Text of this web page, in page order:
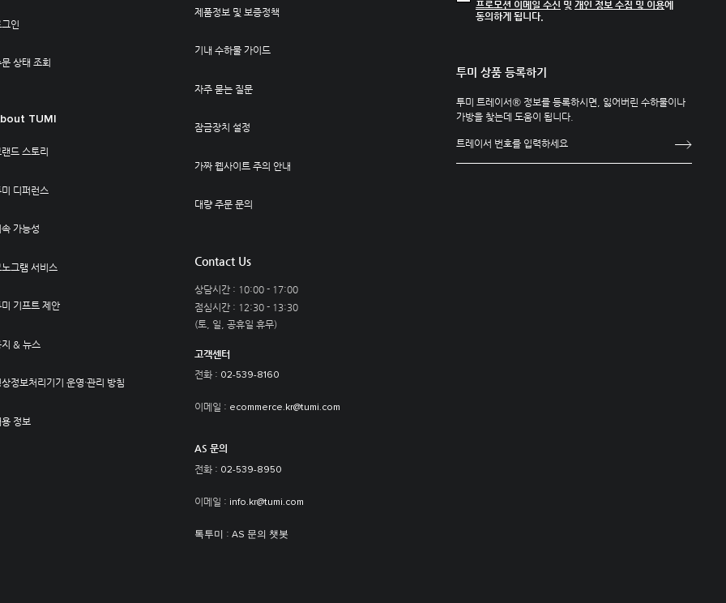
인
상태 조회
TUMI
드 스토리
디퍼런스
가능성
그램 서비스
기프트 제안
지 & 뉴스
정보처리기기 운영·관리 방침
정보
제품정보 및 보증정책
기내 수하물 가이드
자주 묻는 질문
잠금장치 설정
가짜 웹사이트 주의 안내
대량 주문 문의
Contact Us
상담시간 : 10:00 - 17:00
점심시간 : 12:30 - 13:30
(토, 일, 공휴일 휴무)
고객센터
전화 : 02-539-8160
이메일 : ecommerce.kr@tumi.com
AS 문의
전화 : 02-539-8950
이메일 : info.kr@tumi.com
톡투미 : AS 문의 챗봇
프로모션 이메일 수신 및 개인 정보 수집 및 이용에
동의하게 됩니다.
투미 상품 등록하기
투미 트레이서® 정보를 등록하시면, 잃어버린 수하물이나
가방을 찾는데 도움이 됩니다.